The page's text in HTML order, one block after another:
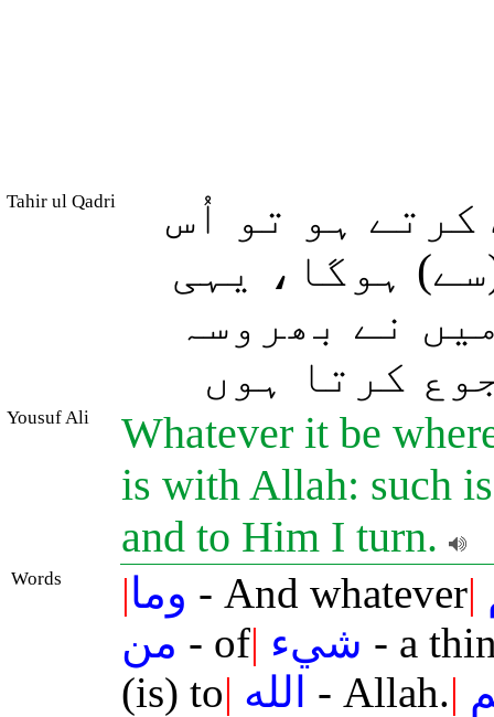
Tahir ul Qadri
ہو تو اُس
ہوگا، یہی
نے بھروسہ
کرتا ہوں
Yousuf Ali
Whatever it be
is with Allah: such
and to Him I turn.
Words |وما - And whatever|
من - of| شيء - a
(is) to| الله - Allah.|